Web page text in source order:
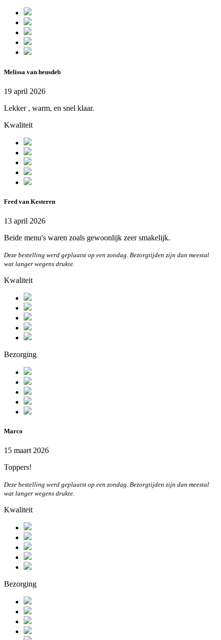
Melissa van heusdeb
19 april 2026
Lekker , warm, en snel klaar.
Kwaliteit
Fred van Kesteren
13 april 2026
Beide menu's waren zoals gewoonlijk zeer smakelijk.
Deze bestelling werd geplaatst op een zondag. Bezorgtijden zijn dan meestal
wat langer wegens drukte.
Kwaliteit
Bezorging
Marco
15 maart 2026
Toppers!
Deze bestelling werd geplaatst op een zondag. Bezorgtijden zijn dan meestal
wat langer wegens drukte.
Kwaliteit
Bezorging